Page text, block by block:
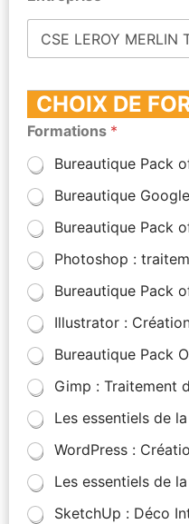
CHOIX DE
Formations *
Bureautique Pack
Bureautique
Bureautique Pack
Photoshop :
Bureautique Pack
Illustrator :
Bureautique Pack
Gimp : Traitement
Les essentiels de
WordPress :
Les essentiels de
SketchUp : Déco